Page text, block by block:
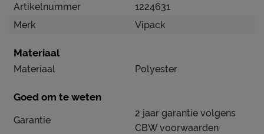
Artikelnummer
1224631
Merk
Vipack
Materiaal
Materiaal Polyester
Goed om te weten
Garantie
2 jaar garantie volgens
CBW voorwaarden